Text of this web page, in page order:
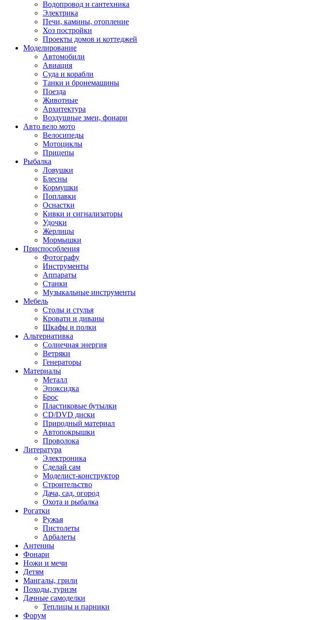
Водопровод и сантехника
Электрика
Печи, камины, отопление
Хоз постройки
Проекты домов и коттеджей
Моделирование
Автомобили
Авиация
Суда и корабли
Танки и бронемашины
Поезда
Животные
Архитектура
Воздушные змеи, фонари
Авто вело мото
Велосипеды
Мотоциклы
Прицепы
Рыбалка
Ловушки
Блесны
Кормушки
Поплавки
Оснастки
Кивки и сигнализаторы
Удочки
Жерлицы
Мормышки
Приспособления
Фотографу
Инструменты
Аппараты
Станки
Музыкальные инструменты
Мебель
Столы и стулья
Кровати и диваны
Шкафы и полки
Альтернативка
Солнечная энергия
Ветряки
Генераторы
Материалы
Металл
Эпоксидка
Брос
Пластиковые бутылки
CD/DVD диски
Природный материал
Автопокрышки
Проволока
Литература
Электроника
Сделай сам
Моделист-конструктор
Строительство
Дача, сад, огород
Охота и рыбалка
Рогатки
Ружья
Пистолеты
Арбалеты
Антенны
Фонари
Ножи и мечи
Детям
Мангалы, грили
Походы, туризм
Дачные самоделки
Теплицы и парники
Форум